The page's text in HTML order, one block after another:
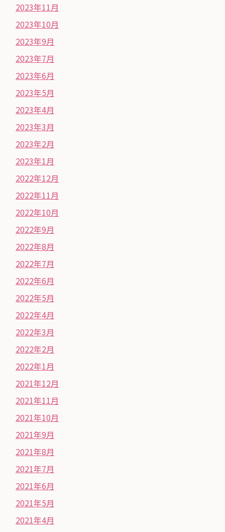
2023年11月
2023年10月
2023年9月
2023年7月
2023年6月
2023年5月
2023年4月
2023年3月
2023年2月
2023年1月
2022年12月
2022年11月
2022年10月
2022年9月
2022年8月
2022年7月
2022年6月
2022年5月
2022年4月
2022年3月
2022年2月
2022年1月
2021年12月
2021年11月
2021年10月
2021年9月
2021年8月
2021年7月
2021年6月
2021年5月
2021年4月